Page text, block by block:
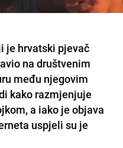
je hrvatski pjevač
na društvenim
među njegovim
kako razmjenjuje
a iako je objava
uspjeli su je